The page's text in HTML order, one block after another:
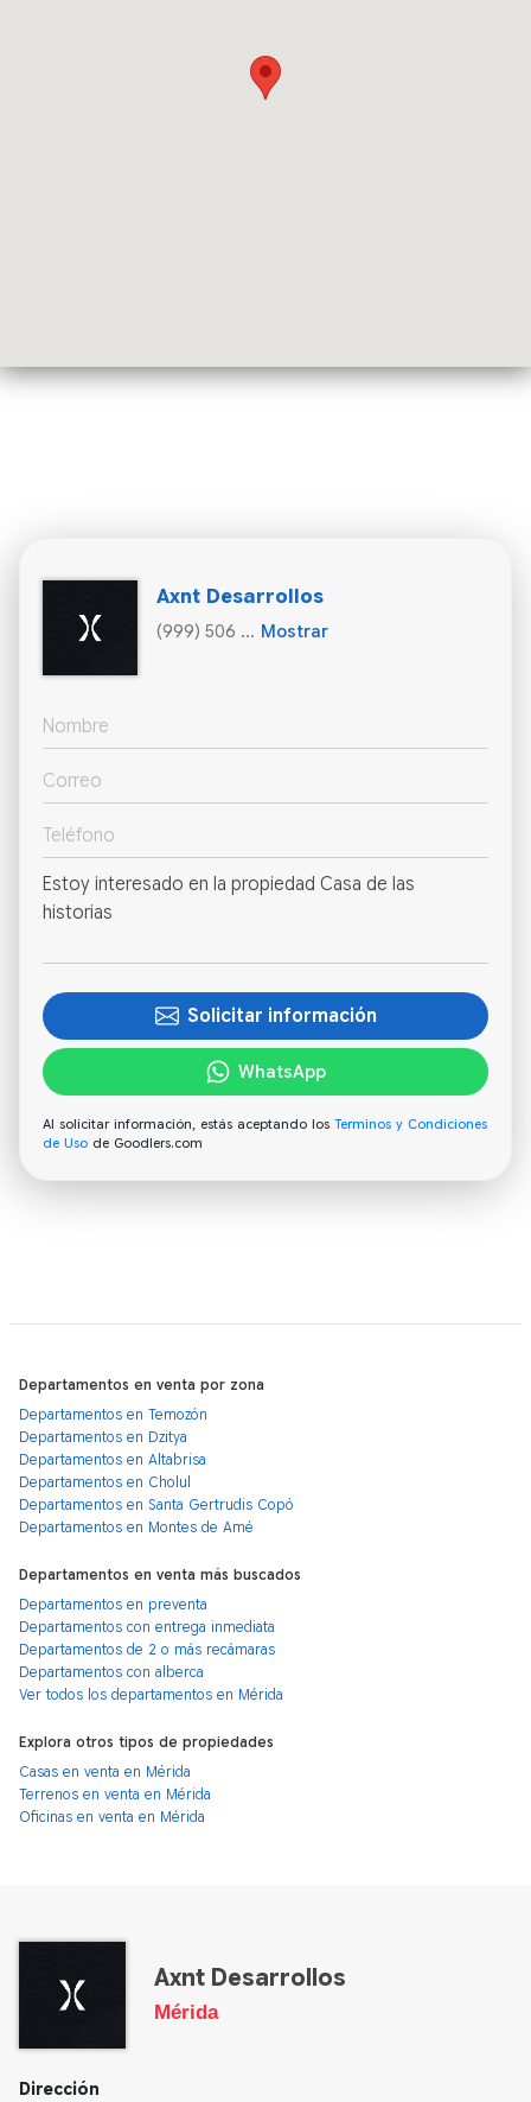
Axnt Desarrollos
(999) 506 ... Mostrar
Solicitar información
WhatsApp
Al solicitar información, estás aceptando los Terminos y Condiciones
de Uso de Goodlers.com
Departamentos en venta por zona
Departamentos en Temozón
Departamentos en Dzitya
Departamentos en Altabrisa
Departamentos en Cholul
Departamentos en Santa Gertrudis Copó
Departamentos en Montes de Amé
Departamentos en venta más buscados
Departamentos en preventa
Departamentos con entrega inmediata
Departamentos de 2 o más recámaras
Departamentos con alberca
Ver todos los departamentos en Mérida
Explora otros tipos de propiedades
Casas en venta en Mérida
Terrenos en venta en Mérida
Oficinas en venta en Mérida
Axnt Desarrollos
Mérida
Dirección